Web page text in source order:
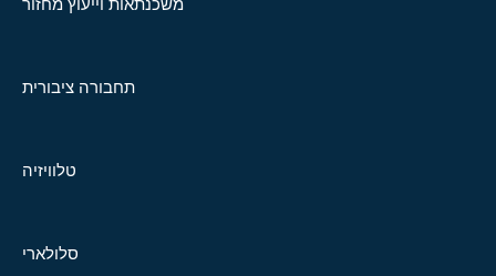
משכנתאות וייעוץ מחזור
תחבורה ציבורית
טלוויזיה
סלולארי